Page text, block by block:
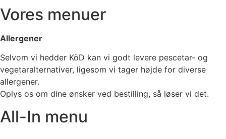
Vores menuer
Allergener
Selvom vi hedder KöD kan vi godt levere pescetar- og
vegetaralternativer, ligesom vi tager højde for diverse
allergener.
Oplys os om dine ønsker ved bestilling, så løser vi det.
All-In menu